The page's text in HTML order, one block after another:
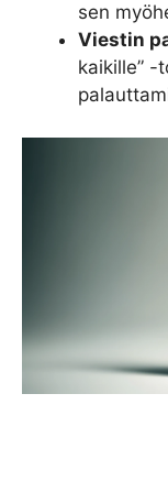
sen
Viestin
kaikille” -